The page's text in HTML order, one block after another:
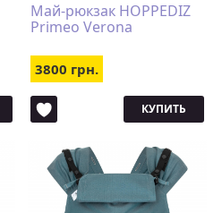
Май-рюкзак HOPPEDIZ
Primeo Verona
3800 грн.
КУПИТЬ